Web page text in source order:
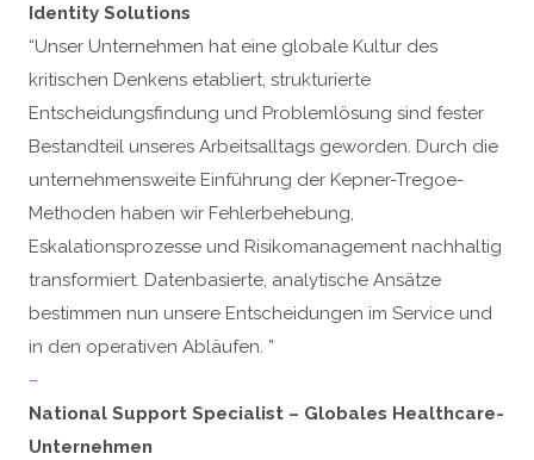
Identity Solutions
“Unser Unternehmen hat eine globale Kultur des
kritischen Denkens etabliert, strukturierte
Entscheidungsfindung und Problemlösung sind fester
Bestandteil unseres Arbeitsalltags geworden. Durch die
unternehmensweite Einführung der Kepner-Tregoe-
Methoden haben wir Fehlerbehebung,
Eskalationsprozesse und Risikomanagement nachhaltig
transformiert. Datenbasierte, analytische Ansätze
bestimmen nun unsere Entscheidungen im Service und
in den operativen Abläufen. ”
–
National Support Specialist – Globales Healthcare-
Unternehmen